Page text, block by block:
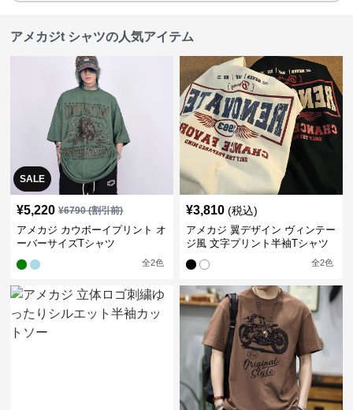
アメカジt シャツの人気アイテム
SALE
¥5,220 ¥6790(割引前)
アメカジ カウボーイプリント オ
ーバーサイズTシャツ
全2色
¥3,810 (税込)
アメカジ 翼デザイン ヴィンテー
ジ風 文字プリント半袖Tシャツ
全2色